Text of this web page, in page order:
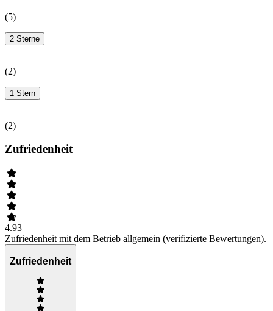
(5)
2 Sterne
(2)
1 Stern
(2)
Zufriedenheit
4.93
Zufriedenheit mit dem Betrieb allgemein (verifizierte Bewertungen).
Zufriedenheit